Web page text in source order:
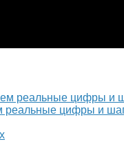
реальные цифры и